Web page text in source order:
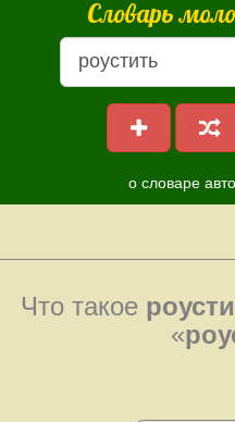
Словарь
о словаре
Что такое
«